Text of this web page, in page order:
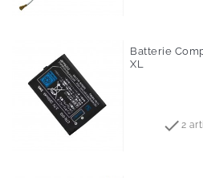
Batterie
XL
 2